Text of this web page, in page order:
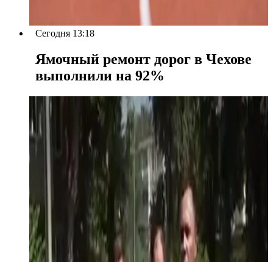
Сегодня 13:18
Ямочный ремонт дорог в Чехове
выполнили на 92%